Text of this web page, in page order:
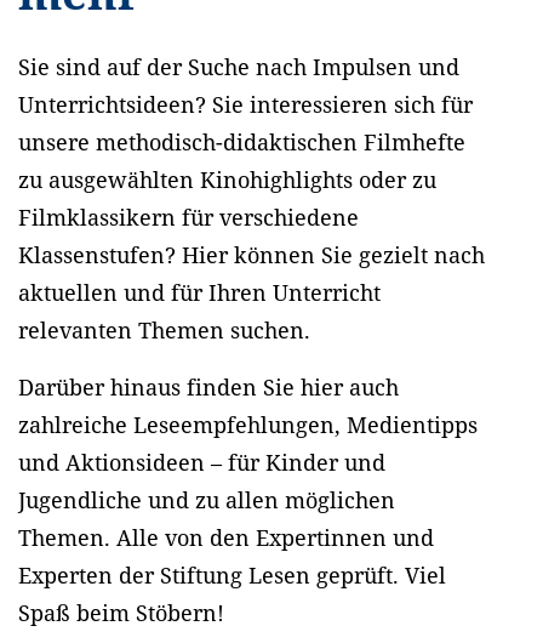
Sie sind auf der Suche nach Impulsen und
Unterrichtsideen? Sie interessieren sich für
unsere methodisch-didaktischen Filmhefte
zu ausgewählten Kinohighlights oder zu
Filmklassikern für verschiedene
Klassenstufen? Hier können Sie gezielt nach
aktuellen und für Ihren Unterricht
relevanten Themen suchen.
Darüber hinaus finden Sie hier auch
zahlreiche Leseempfehlungen, Medientipps
und Aktionsideen – für Kinder und
Jugendliche und zu allen möglichen
Themen. Alle von den Expertinnen und
Experten der Stiftung Lesen geprüft. Viel
Spaß beim Stöbern!